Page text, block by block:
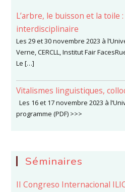
L’arbre, le buisson et la toile
interdisciplinaire
Les 29 et 30 novembre 2023 à
Verne, CERCLL, Institut Fair
Le […]
Vitalismes linguistiques,
Les 16 et 17 novembre 2023 à
programme (PDF) >>>
Séminaires
II Congreso Internacional